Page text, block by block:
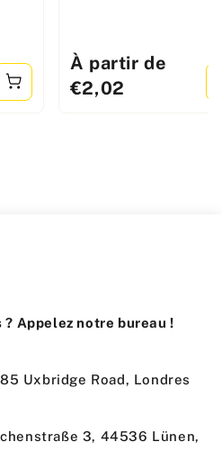
Prix
standard
À partir de
€2,02
? Appelez notre bureau !
Uxbridge Road, Londres
3, 44536 Lünen,